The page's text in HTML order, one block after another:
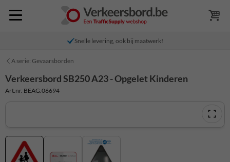
Snelle levering, ook bij maatwerk!
A serie: Gevaarsborden
Verkeersbord SB250 A23 - Opgelet Kinderen
Art.nr. BEAG.06694